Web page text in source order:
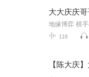
大大庆庆
118
【陈大庆